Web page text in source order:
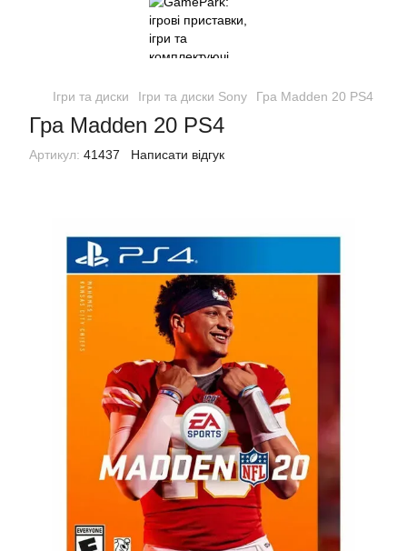
Ігри та диски Ігри та диски Sony Гра Madden 20 PS4
Гра Madden 20 PS4
Артикул: 41437 Написати відгук